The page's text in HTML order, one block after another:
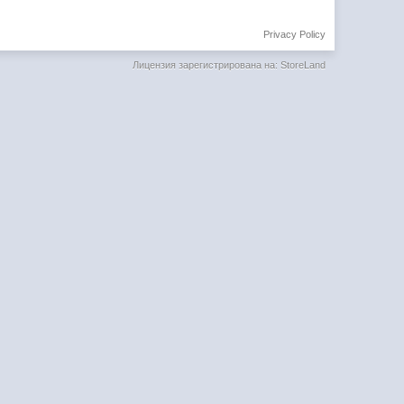
Privacy Policy
Лицензия зарегистрирована на: StoreLand